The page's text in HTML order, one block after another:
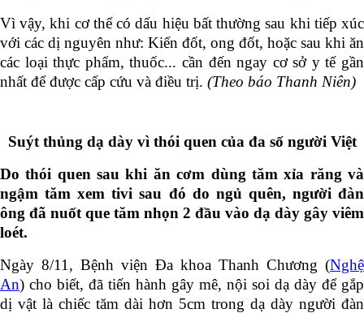
Vì vậy, khi cơ thể có dấu hiệu bất thường sau khi tiếp xúc
với các dị nguyên như: Kiến đốt, ong đốt, hoặc sau khi ăn
các loại thực phẩm, thuốc... cần đến ngay cơ sở y tế gần
nhất để được cấp cứu và điều trị. (Theo báo Thanh Niên)
Suýt thủng dạ dày vì thói quen của đa số người Việt
Do thói quen sau khi ăn cơm dùng tăm xỉa răng và
ngậm tăm xem tivi sau đó do ngủ quên, người đàn
ông đã nuốt que tăm nhọn 2 đầu vào dạ dày gây viêm
loét.
Ngày 8/11, Bệnh viện Đa khoa Thanh Chương (Nghệ
An) cho biết, đã tiến hành gây mê, nội soi dạ dày để gắp
dị vật là chiếc tăm dài hơn 5cm trong dạ dày người đàn